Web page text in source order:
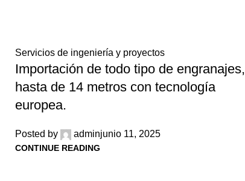
Servicios de ingeniería y proyectos
Importación de todo tipo de engranajes,
hasta de 14 metros con tecnología
europea.
Posted by adminjunio 11, 2025
CONTINUE READING